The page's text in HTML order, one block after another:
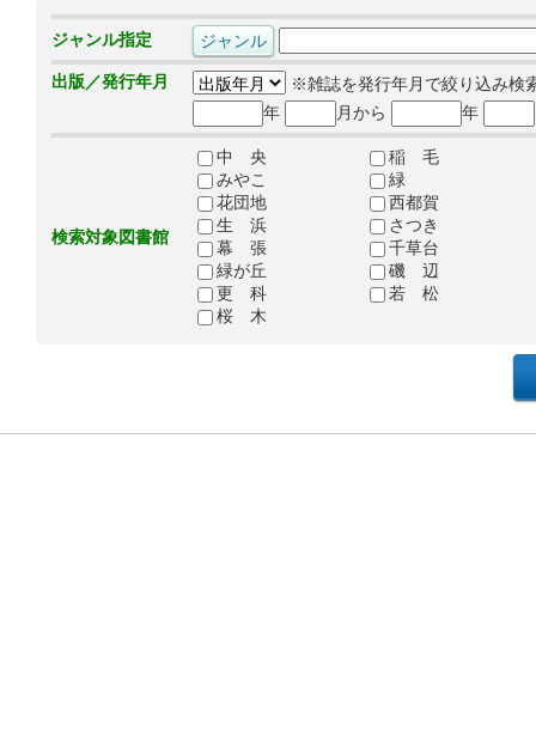
ジャンル指定
出版／発行年月
※雑誌を発行年月で絞り込み検
年
月から 年
検索対象図書館
中 央
稲 毛
みやこ
緑
花団地
西都賀
生 浜
さつき
幕 張
千草台
緑が丘
磯 辺
更 科
若 松
桜 木